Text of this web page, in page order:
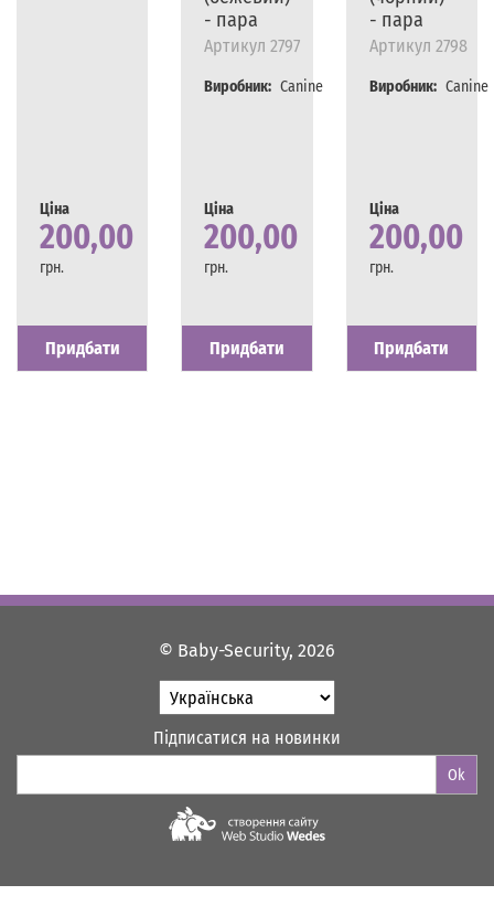
Ціна
200,00
грн.
Наявність
Є в наявності
Придбати
- пара
Артикул 2797
Виробник: Canine
Ціна
200,00
грн.
Наявність
Є в наявності
Придбати
- пара
Артикул 2798
Виробник: Canine
Ціна
200,00
грн.
Наявність
Є в наявності
Придбати
© Baby-Security, 2026
Підписатися на новинки
Ok